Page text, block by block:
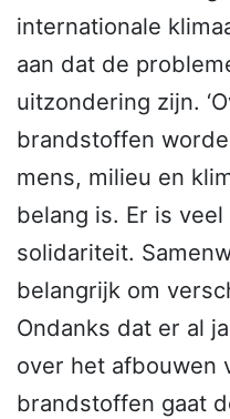
internationale
aan dat de
uitzondering zijn.
brandstoffen
mens, milieu en
belang is. Er is
solidariteit.
belangrijk om
Ondanks dat er al
over het afbouwen
brandstoffen gaat